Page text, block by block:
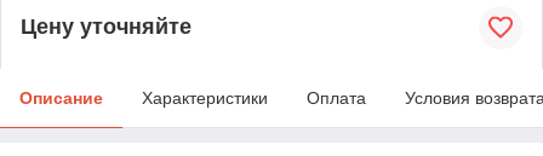
Цену уточняйте
Описание Характеристики Оплата Условия